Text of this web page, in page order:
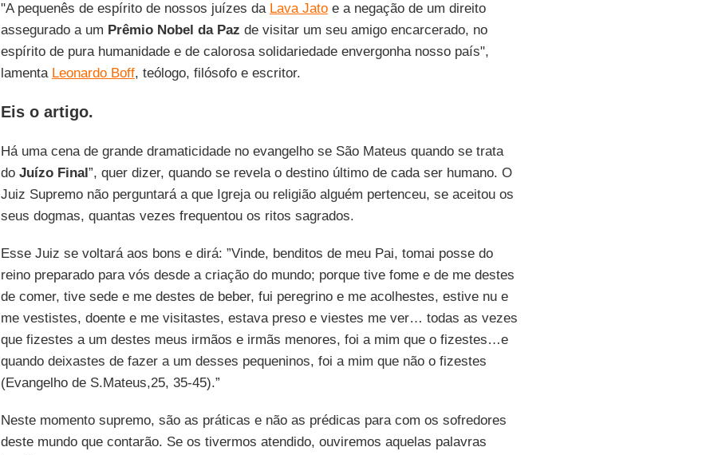
"A pequenês de espírito de nossos juízes da Lava Jatoe a negação de um direito
assegurado a um Prêmio Nobel da Paz de visitar um seu amigo encarcerado, no
espírito de pura humanidade e de calorosa solidariedade envergonha nosso país",
lamenta Leonardo Boff, teólogo, filósofo e escritor.
Eis o artigo.
Há uma cena de grande dramaticidade no evangelho se São Mateus quando se trata
do Juízo Final”, quer dizer, quando se revela o destino último de cada ser humano. O
Juiz Supremo não perguntará a que Igreja ou religião alguém pertenceu, se aceitou os
seus dogmas, quantas vezes frequentou os ritos sagrados.
Esse Juiz se voltará aos bons e dirá: ”Vinde, benditos de meu Pai, tomai posse do
reino preparado para vós desde a criação do mundo; porque tive fome e de me destes
de comer, tive sede e me destes de beber, fui peregrino e me acolhestes, estive nu e
me vestistes, doente e me visitastes, estava preso e viestes me ver… todas as vezes
que fizestes a um destes meus irmãos e irmãs menores, foi a mim que o fizestes…e
quando deixastes de fazer a um desses pequeninos, foi a mim que não o fizestes
(Evangelho de S.Mateus,25, 35-45).”
Neste momento supremo, são as práticas e não as prédicas para com os sofredores
deste mundo que contarão. Se os tivermos atendido, ouviremos aquelas palavras